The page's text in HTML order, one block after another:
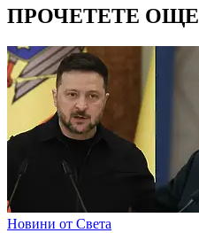
ПРОЧЕТЕТЕ ОЩЕ
Новини от Света